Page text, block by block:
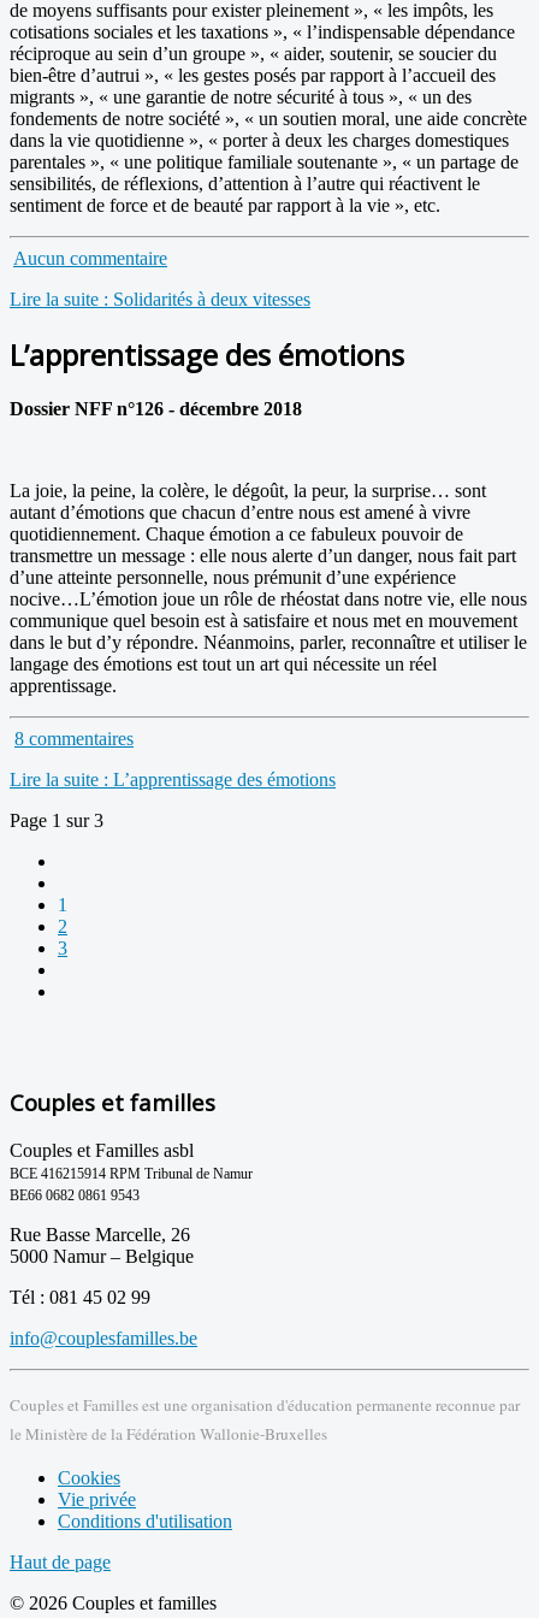
de moyens suffisants pour exister pleinement », « les impôts, les
cotisations sociales et les taxations », « l’indispensable dépendance
réciproque au sein d’un groupe », « aider, soutenir, se soucier du
bien-être d’autrui », « les gestes posés par rapport à l’accueil des
migrants », « une garantie de notre sécurité à tous », « un des
fondements de notre société », « un soutien moral, une aide concrète
dans la vie quotidienne », « porter à deux les charges domestiques
parentales », « une politique familiale soutenante », « un partage de
sensibilités, de réflexions, d’attention à l’autre qui réactivent le
sentiment de force et de beauté par rapport à la vie », etc.
Aucun commentaire
Lire la suite : Solidarités à deux vitesses
L’apprentissage des émotions
Dossier NFF n°126 - décembre 2018
La joie, la peine, la colère, le dégoût, la peur, la surprise… sont
autant d’émotions que chacun d’entre nous est amené à vivre
quotidiennement. Chaque émotion a ce fabuleux pouvoir de
transmettre un message : elle nous alerte d’un danger, nous fait part
d’une atteinte personnelle, nous prémunit d’une expérience
nocive…L’émotion joue un rôle de rhéostat dans notre vie, elle nous
communique quel besoin est à satisfaire et nous met en mouvement
dans le but d’y répondre. Néanmoins, parler, reconnaître et utiliser le
langage des émotions est tout un art qui nécessite un réel
apprentissage.
8 commentaires
Lire la suite : L’apprentissage des émotions
Page 1 sur 3
1
2
3
Couples et familles
Couples et Familles asbl
BCE 416215914 RPM Tribunal de Namur
BE66 0682 0861 9543
Rue Basse Marcelle, 26
5000 Namur – Belgique
Tél : 081 45 02 99
info@couplesfamilles.be
Couples et Familles est une organisation d'éducation permanente reconnue par
le Ministère de la Fédération Wallonie-Bruxelles
Cookies
Vie privée
Conditions d'utilisation
Haut de page
© 2026 Couples et familles